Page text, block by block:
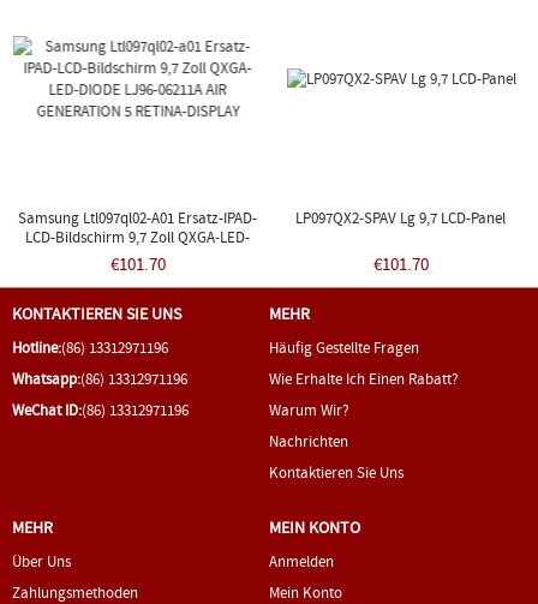
Samsung Ltl097ql02-A01 Ersatz-IPAD-
LCD-Bildschirm 9,7 Zoll QXGA-LED-
DIODE LJ96-06211A AIR GENERATION 5
RETINA-DISPLAY
€101.70
LP097QX2-SPAV Lg 9,7 LCD-Panel
€101.70
KONTAKTIEREN SIE UNS
Hotline:(86) 13312971196
Whatsapp:(86) 13312971196
WeChat ID:(86) 13312971196
MEHR
Häufig Gestellte Fragen
Wie Erhalte Ich Einen Rabatt?
Warum Wir?
Nachrichten
Kontaktieren Sie Uns
MEHR
Über Uns
Zahlungsmethoden
MEIN KONTO
Anmelden
Mein Konto